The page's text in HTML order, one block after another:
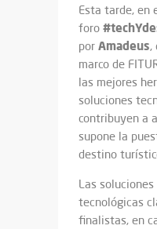
Esta tarde, en
foro
por Amadeus,
marco de
las mejores
soluciones
contribuyen a
supone la
destino
Las
tecnológicas
finalistas, en